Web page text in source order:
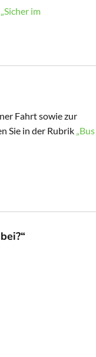
„Sicher im
Fahrt sowie zur
Sie in der Rubrik „Bus